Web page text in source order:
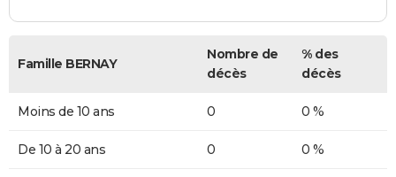
Famille BERNAY
Nombre de
décès
% des
décès
Moins de 10 ans 0 0 %
De 10 à 20 ans 0 0 %